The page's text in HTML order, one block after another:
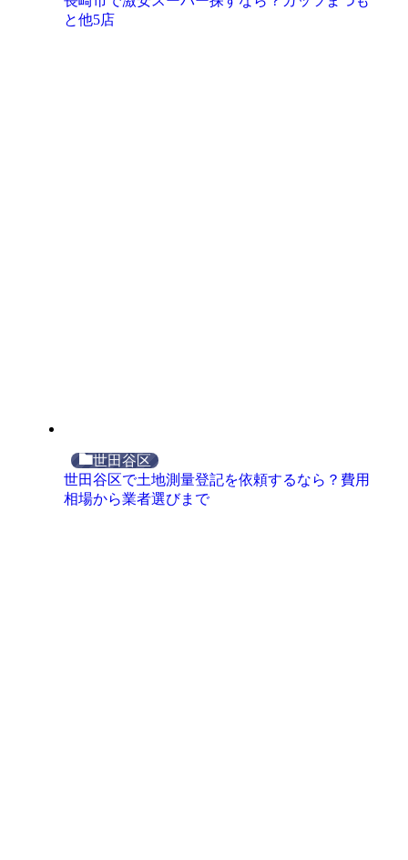
と他5店
世田谷区
世田谷区で土地測量登記を依頼するなら？費用
相場から業者選びまで